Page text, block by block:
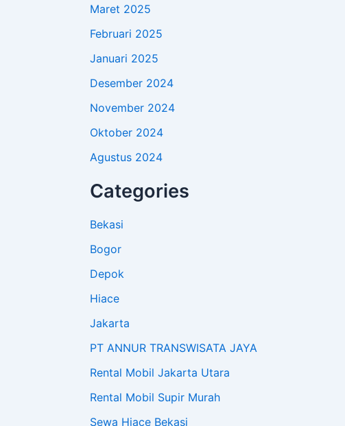
Maret 2025
Februari 2025
Januari 2025
Desember 2024
November 2024
Oktober 2024
Agustus 2024
Categories
Bekasi
Bogor
Depok
Hiace
Jakarta
PT ANNUR TRANSWISATA JAYA
Rental Mobil Jakarta Utara
Rental Mobil Supir Murah
Sewa Hiace Bekasi